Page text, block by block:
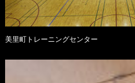
美里町トレーニングセンター